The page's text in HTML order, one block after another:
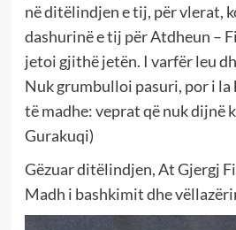
në ditëlindjen e tij, për vlerat,
dashurinë e tij për Atdheun –
jetoi gjithë jetën. I varfër leu
Nuk grumbulloi pasuri, por i la
të madhe: veprat që nuk dijnë
Gurakuqi)
Gëzuar ditëlindjen, At Gjergj
Madh i bashkimit dhe